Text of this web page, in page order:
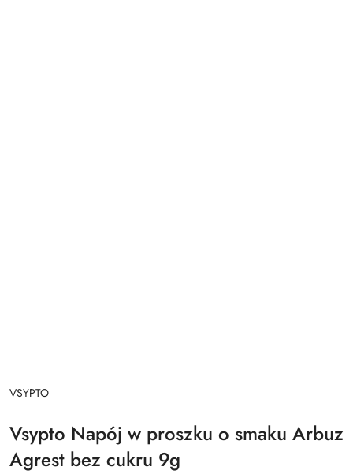
NAZWA
PRODUCENTA:
VSYPTO
Vsypto Napój w proszku o smaku Arbuz
Agrest bez cukru 9g